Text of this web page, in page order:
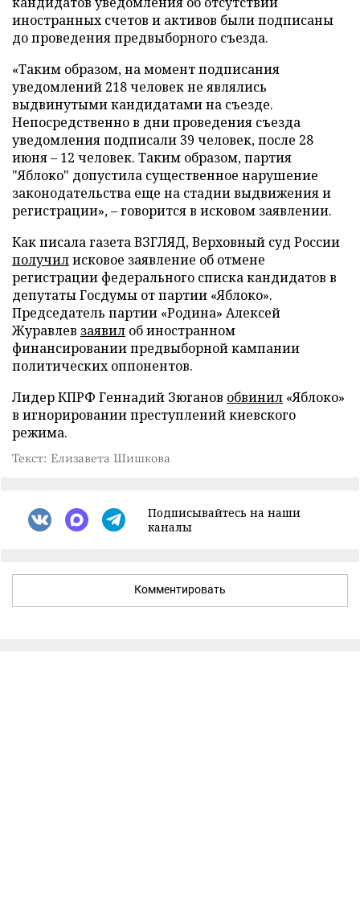
иностранных счетов и активов были подписаны
до проведения предвыборного съезда.
«Таким образом, на момент подписания
уведомлений 218 человек не являлись
выдвинутыми кандидатами на съезде.
Непосредственно в дни проведения съезда
уведомления подписали 39 человек, после 28
июня – 12 человек. Таким образом, партия
"Яблоко" допустила существенное нарушение
законодательства еще на стадии выдвижения и
регистрации», – говорится в исковом заявлении.
Как писала газета ВЗГЛЯД, Верховный суд России
получилисковое заявление об отмене
регистрации федерального списка кандидатов в
депутаты Госдумы от партии «Яблоко».
Председатель партии «Родина» Алексей
Журавлев заявил об иностранном
финансировании предвыборной кампании
политических оппонентов.
Лидер КПРФ Геннадий Зюганов обвинил «Яблоко»
в игнорировании преступлений киевского
режима.
Текст: Елизавета Шишкова
Подписывайтесь на наши
каналы
Комментировать